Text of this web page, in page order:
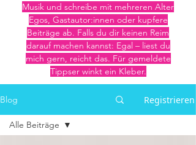
Musik und schreibe mit mehreren Alter
Egos, Gastautor:innen oder kupfere
Beiträge ab. Falls du dir keinen Reim
darauf machen kannst: Egal – liest du
mich gern, reicht das. Für gemeldete
Tippser winkt ein Kleber.
Blog Registrieren
Alle Beiträge